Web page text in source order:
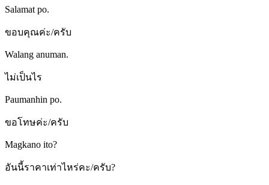
Salamat po.
ขอบคุณค่ะ/ครับ
Walang anuman.
ไม่เป็นไร
Paumanhin po.
ขอโทษค่ะ/ครับ
Magkano ito?
อันนี้ราคาเท่าไหร่คะ/ครับ?